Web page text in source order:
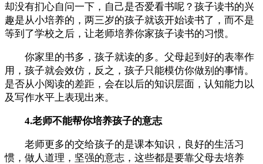
却没有扪心自问一下，自己是否爱看书呢？孩子读书的兴
趣是从小培养的，两三岁的孩子就该开始读书了，而不是
等到了学校之后，让老师培养你家孩子读书的习惯。
你家里的书多，孩子就读的多。父母起到好的表率作
用，孩子就会效仿，反之，孩子只能模仿你做别的事情。
是否从小阅读的差距，会在以后的知识层面，认知能力以
及写作水平上表现出来。
4.老师不能帮你培养孩子的意志
老师更多的交给孩子的是课本知识，良好的生活习
惯，做人道理，坚强的意志，这些都是要靠父母去培养